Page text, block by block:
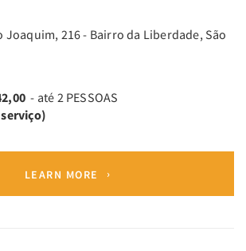
Joaquim, 216 - Bairro da Liberdade, São
- até 2 PESSOAS
LEARN MORE